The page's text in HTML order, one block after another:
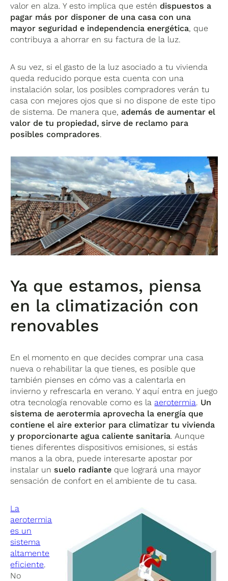
valor en alza. Y esto implica que estén dispuestos a
pagar más por disponer de una casa con una
mayor seguridad e independencia energética, que
contribuya a ahorrar en su factura de la luz.
A su vez, si el gasto de la luz asociado a tu vivienda
queda reducido porque esta cuenta con una
instalación solar, los posibles compradores verán tu
casa con mejores ojos que si no dispone de este tipo
de sistema. De manera que, además de aumentar el
valor de tu propiedad, sirve de reclamo para
posibles compradores.
Ya que estamos, piensa
en la climatización con
renovables
En el momento en que decides comprar una casa
nueva o rehabilitar la que tienes, es posible que
también pienses en cómo vas a calentarla en
invierno y refrescarla en verano. Y aquí entra en juego
otra tecnología renovable como es la aerotermia. Un
sistema de aerotermia aprovecha la energía que
contiene el aire exterior para climatizar tu vivienda
y proporcionarte agua caliente sanitaria. Aunque
tienes diferentes dispositivos emisiones, si estás
manos a la obra, puede interesarte apostar por
instalar unsuelo radiante que logrará una mayor
sensación de confort en el ambiente de tu casa.
La
aerotermia
es un
sistema
altamente
eficiente.
No